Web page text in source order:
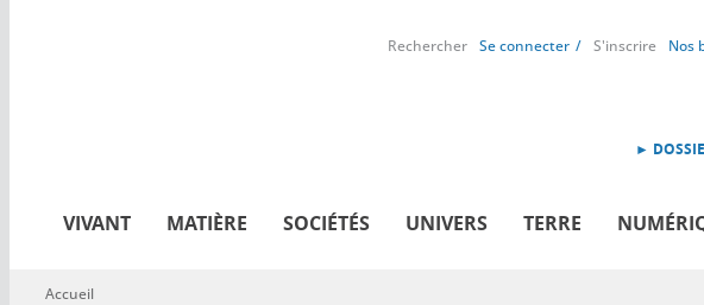
Rechercher Se connecter S'inscrire Nos
►
VIVANT MATIÈRE SOCIÉTÉS UNIVERS TERRE
Vous êtes ici
Accueil